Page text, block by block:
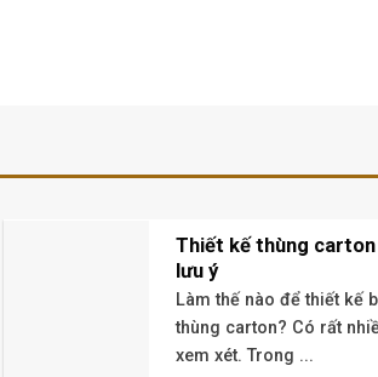
Thiết kế thùng
lưu ý
Làm thế nào để thiết kế
thùng carton? Có rất
xem xét. Trong ...